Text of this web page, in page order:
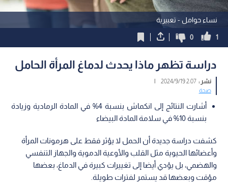
نساء حوامل - تعبيرية
1
0
دراسة تظهر ماذا يحدث لدماغ المرأة الحامل
نشر :2:07 2024/9/19
|
صحة
أشارت النتائج إلى انكماش بنسبة 4% في المادة الرمادية وزيادة
بنسبة 10% في سلامة المادة البيضاء
كشفت دراسة جديدة أن الحمل لا يؤثر فقط على هرمونات المرأة
وأعضائها الحيوية مثل القلب والأوعية الدموية والجهاز التنفسي
والهضمي، بل يؤدي أيضا إلى تغييرات كبيرة في الدماغ، بعضها
مؤقت وبعضها قد يستمر لفترات طويلة.